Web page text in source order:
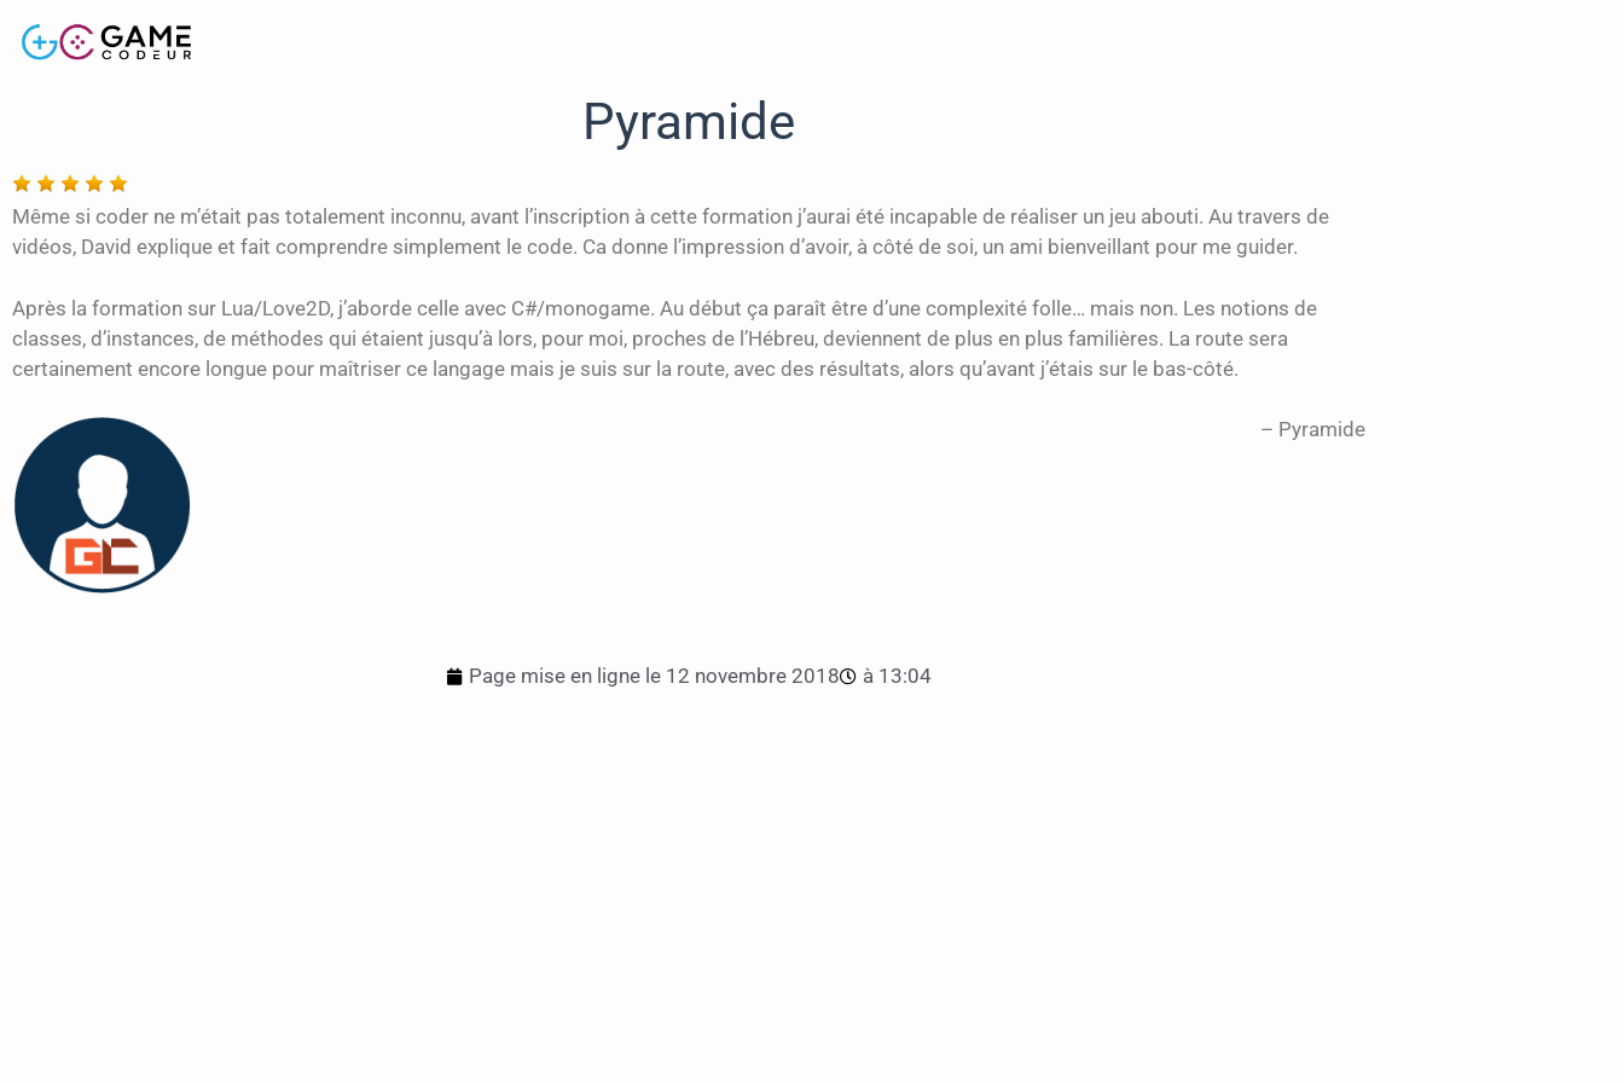
Pyramide
Même si coder ne m’était pas totalement inconnu, avant l’inscription à cette formation j’aurai été incapable de réaliser un jeu abouti. Au travers de
vidéos, David explique et fait comprendre simplement le code. Ca donne l’impression d’avoir, à côté de soi, un ami bienveillant pour me guider.
Après la formation sur Lua/Love2D, j’aborde celle avec C#/monogame. Au début ça paraît être d’une complexité folle… mais non. Les notions de
classes, d’instances, de méthodes qui étaient jusqu’à lors, pour moi, proches de l’Hébreu, deviennent de plus en plus familières. La route sera
certainement encore longue pour maîtriser ce langage mais je suis sur la route, avec des résultats, alors qu’avant j’étais sur le bas-côté.
Pyramide
Page mise en ligne le 12 novembre 2018 à 13:04